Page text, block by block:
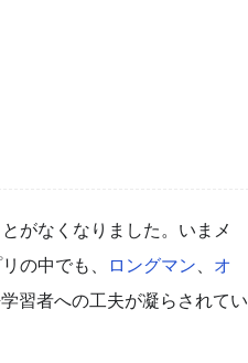
がなくなりました。いまメ
の中でも、
ロングマン
オ
習者への工夫が凝らされてい